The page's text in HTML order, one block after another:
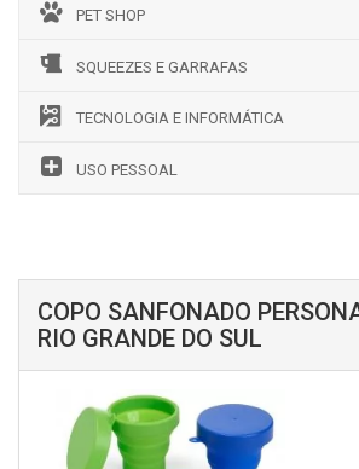
PET SHOP
SQUEEZES E GARRAFAS
TECNOLOGIA E INFORMÁTICA
USO PESSOAL
COPO SANFONADO
RIO GRANDE DO SUL